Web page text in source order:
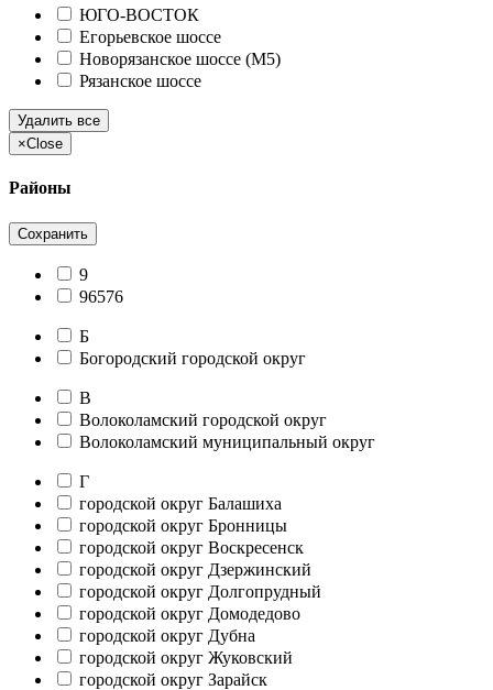
ЮГО-ВОСТОК
Егорьевское шоссе
Новорязанское шоссе (М5)
Рязанское шоссе
Удалить все
×Close
Районы
Сохранить
9
96576
Б
Богородский городской округ
В
Волоколамский городской округ
Волоколамский муниципальный округ
Г
городской округ Балашиха
городской округ Бронницы
городской округ Воскресенск
городской округ Дзержинский
городской округ Долгопрудный
городской округ Домодедово
городской округ Дубна
городской округ Жуковский
городской округ Зарайск